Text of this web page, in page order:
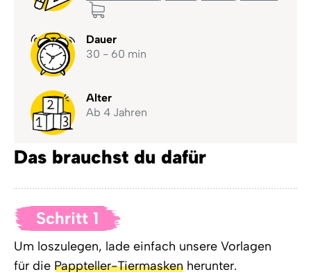
Dauer
30 - 60 min
Alter
Ab 4 Jahren
Das brauchst du dafür
Schritt 1
Um loszulegen, lade einfach unsere Vorlagen
für die Pappteller-Tiermasken herunter.